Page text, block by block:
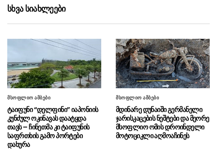
მიაწვდის „პეტრიოტის“ სისტემისთვის
რაკეტებს, თუმცა მათი რაოდენობა
08.08 - 20:12ბულგარეთში აცხადებენ რომ
ქვეყანაში რუმინეთის საჰაერო სივრციდან
დრონი შეფრინდა და აფეთქდა, უპილოტო
საფრენი აპარატის წარმომავლობა
გაურკვეველია
08.08 - 20:07
სასაზღვრო პოლიციის უფროსის
მოადგილემ სანაპირო დაცვის ფოთის ბაზაზე
2008 წლის აგვისტოს ომში დაღუპული
მეზღვაურების ხსოვნას პატივი მიაგო
08.08 - 20:03
სხვა სიახლეები
მსოფლიო ამბები
ტაიფუნი “დელფინი” იაპონიის
კუნძულ ოკინავას დაატყდა
თავს – ჩინეთმა კი ტაიფუნის
საფრთხის გამო პორტები
დახურა
მსოფლიო ამბები
მდინარე დუნაიში გერმანელი
ჯარისკაცების ნეშტები და მეორე
მსოფლიო ომის დროინდელი
მოტოციკლი აღმოაჩინეს